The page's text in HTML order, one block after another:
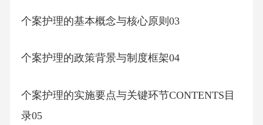
个案护理的基本概念与核心原则03
个案护理的政策背景与制度框架04
个案护理的实施要点与关键环节CONTENTS目
录05